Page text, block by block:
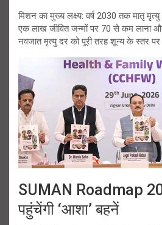
मिशन का मुख्य लक्ष्य: वर्ष 2030 तक मातृ
एक लाख जीवित जन्मों पर 70 से कम लाना
नवजात मृत्यु दर को पूरी तरह शून्य के स्तर पर
SUMAN Roadmap
पहुंचेंगी ‘आशा’ बहनें